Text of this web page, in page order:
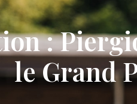
:
le Grand